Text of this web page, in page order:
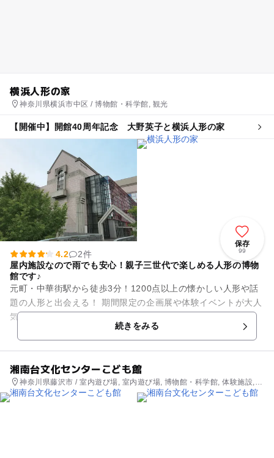
横浜人形の家
神奈川県横浜市中区 / 博物館・科学館, 観光
【開催中】開館40周年記念 大野英子と横浜人形の家
保存
99
4.2
2件
屋内施設なので雨でも安心！親子三世代で楽しめる人形の博物
館です♪
元町・中華街駅から徒歩3分！1200点以上の懐かしい人形や話
題の人形と出会える！ 期間限定の企画展や体験イベントが大人
気！世界100ヵ国以上から集まった人形たちと出会える、親子3
続きをみる
湘南台文化センターこども館
神奈川県藤沢市 / 室内遊び場, 室内遊び場, 博物館・科学館, 体験施設,
プラネタリウム・天文台